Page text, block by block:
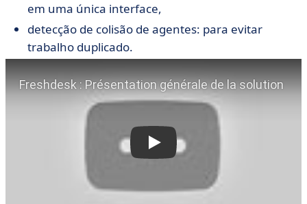
em uma única interface,
detecção de colisão de agentes: para evitar
trabalho duplicado.